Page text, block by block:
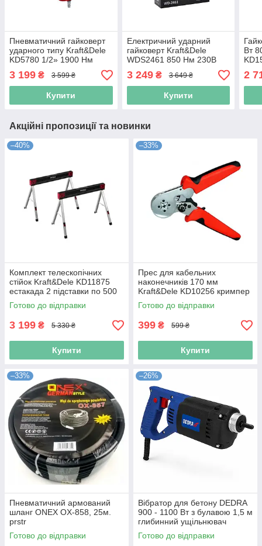
Пневматичний гайковерт
ударного типу Kraft&Dele
KD5780 1/2» 1900 Нм
інструмент для
шиномонтажу автосервісу
3 199 ₴ 3 599 ₴
Купити
Електричний ударний
гайковерт Kraft&Dele
WDS2461 850 Нм 230В
гайковерт для шин коліс
ремонту авто СТО
3 249₴ 3 649 ₴
Купити
Вт
2
Акційні пропозиції та новинки
–40%
Комплект телескопічних
стійок Kraft&Dele KD11875
естакада 2 підставки по 500
кг для ремонту та
будівництва
Готово до відправки
3 199 ₴ 5 330 ₴
Купити
–33%
Прес для кабельних
наконечників 170 мм
Kraft&Dele KD10256 кримпер
для обтиску
Готово до відправки
399 ₴ 599 ₴
Купити
–33%
Пневматичний армований
шланг ONEX OX-858, 25м.
prstr
Готово до відправки
–26%
Вібратор для бетону DEDRA
900 - 1100 Вт з булавою 1,5 м
глибинний ущільнювач
бетону вібратор глибинний
ручний
Готово до відправки